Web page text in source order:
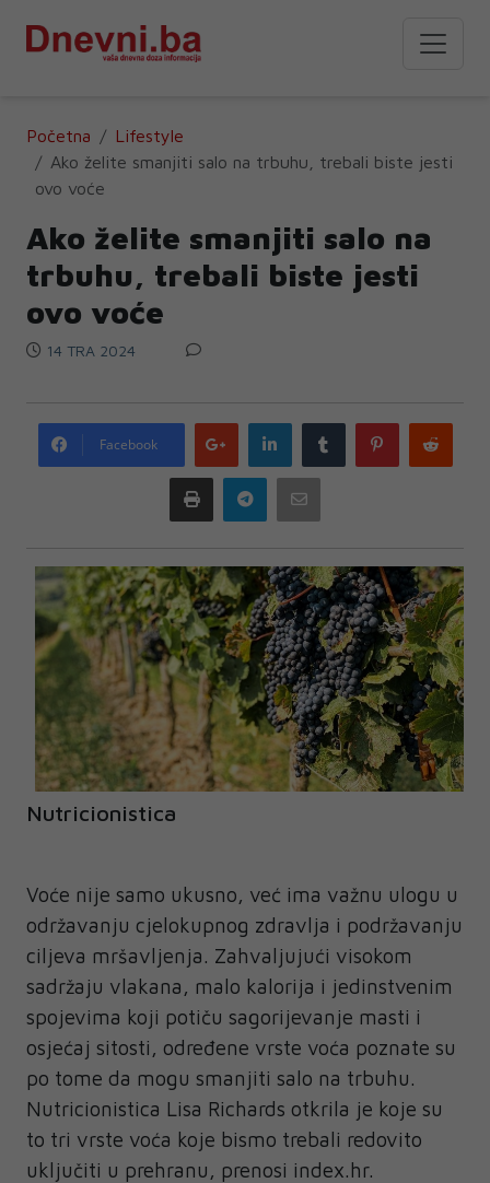
Početna
Lifestyle
Ako želite smanjiti salo na trbuhu, trebali biste jesti
ovo voće
Ako želite smanjiti salo na
trbuhu, trebali biste jesti
ovo voće
14 TRA 2024
Facebook
Google
plus
LinkedIn Tumblr Pinterest
Print Telegram
Nutricionistica
Voće nije samo ukusno, već ima važnu ulogu u
održavanju cjelokupnog zdravlja i podržavanju
ciljeva mršavljenja. Zahvaljujući visokom
sadržaju vlakana, malo kalorija i jedinstvenim
spojevima koji potiču sagorijevanje masti i
osjećaj sitosti, određene vrste voća poznate su
po tome da mogu smanjiti salo na trbuhu.
Nutricionistica Lisa Richards otkrila je koje su
to tri vrste voća koje bismo trebali redovito
uključiti u prehranu, prenosi index.hr.